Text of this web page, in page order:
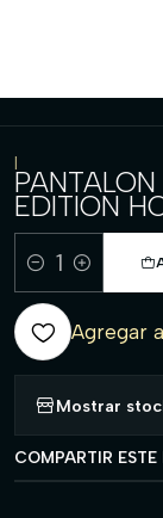
|
EDITION
Cantidad
Agregar
Mostrar
COMPARTIR